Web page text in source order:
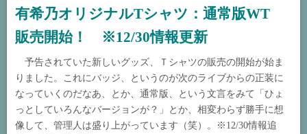
有希乃オリジナルTシャツ：通常版WT
販売開始！ ※12/30情報更新
予告されていた新しいグッズ、Ｔシャツの販売の開始が始ま
りました。これにバッジ、というのが次のライブからの正装に
なっていくのだなあ、とか、通常版、という文言をみて「ひょ
っとしていろんなバージョンが？」とか、相変わらず勝手に想
像して、管理人は盛り上がっています（笑）。※12/30情報追